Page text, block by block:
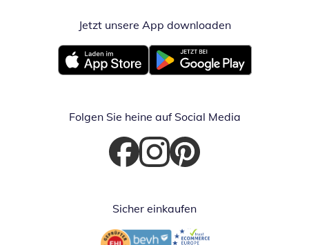
Jetzt unsere App downloadenÖffnet in
Öffnet in neuem FensterÖffnet in neuem Fenster
Folgen Sie heine auf Social Media
Öffnet in neuem Fenster
Öffnet in neuem Fenster
Öffnet in neuem Fenster
Sicher einkaufen